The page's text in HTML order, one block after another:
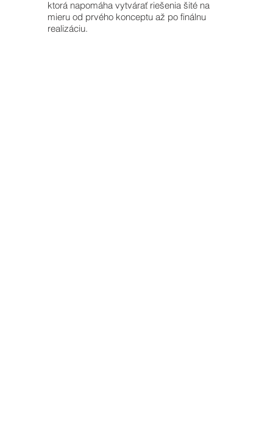
ktorá napomáha vytvárať riešenia šité na
mieru od prvého konceptu až po finálnu
realizáciu.